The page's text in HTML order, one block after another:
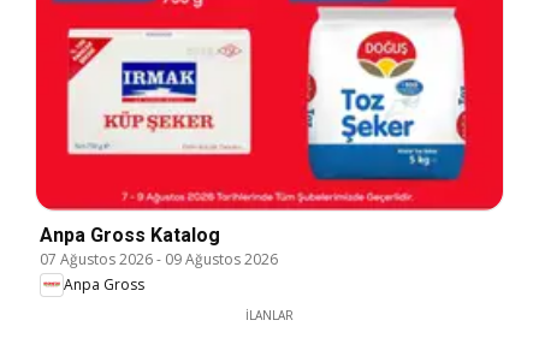
Anpa Gross Katalog
07 Ağustos 2026- 09 Ağustos 2026
Anpa Gross
İLANLAR